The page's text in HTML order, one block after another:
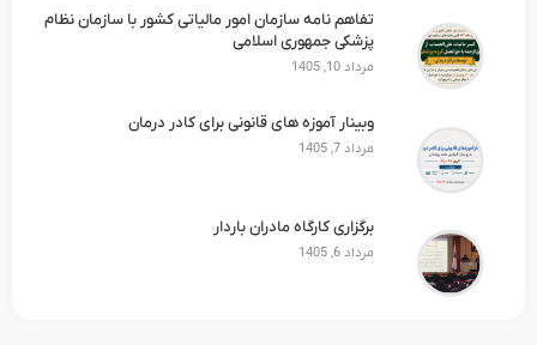
تفاهم نامه سازمان امور مالیاتی کشور با سازمان نظام
پزشکی جمهوری اسلامی
مرداد 10, 1405
وبینار آموزه های قانونی برای کادر درمان
مرداد 7, 1405
برگزاری کارگاه مادران باردار
مرداد 6, 1405